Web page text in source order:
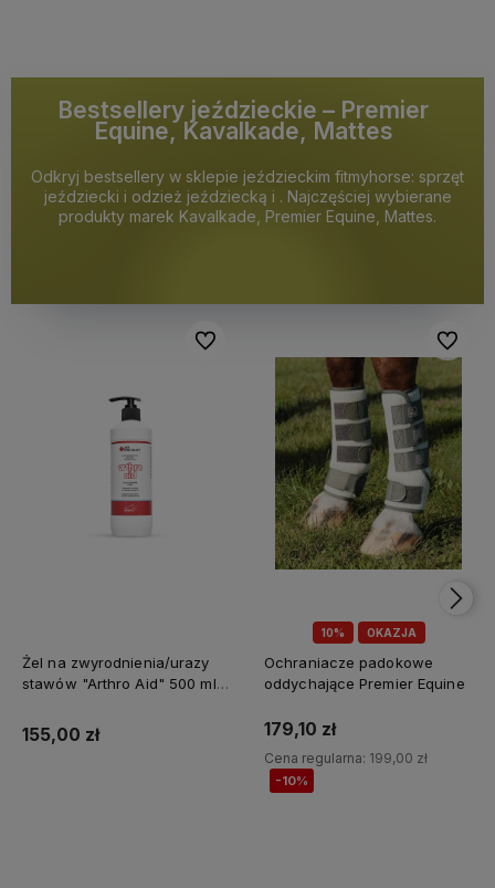
Bestsellery jeździeckie – Premier
Equine, Kavalkade, Mattes
Odkryj bestsellery w sklepie jeździeckim fitmyhorse: sprzęt
jeździecki i odzież jeździecką i . Najczęściej wybierane
produkty marek Kavalkade, Premier Equine, Mattes.
Żel na zwyrodnienia/urazy
stawów "Arthro Aid" 500 ml
155,00 zł
Do ulubionych
10% OKAZJA
Ochraniacze padokowe
oddychające Premier Equine
179,10 zł
Cena regularna: 199,00 zł
-10%
Do